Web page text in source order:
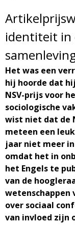
i
o
l
o
g
i
e
M
a
d
m
e
n
u
identiteit in
Het was een
hij hoorde dat
NSV-prijs voor
sociologische
wist niet dat de
meteen een
jaar niet meer
omdat het in
het Engels te
van de
wetenschappen
over sociaal
van invloed zijn